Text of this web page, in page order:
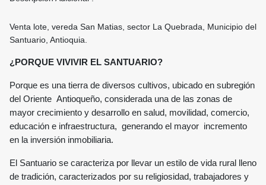
Venta lote, vereda San Matias, sector La Quebrada, Municipio del
Santuario, Antioquia.
¿PORQUE VIVIVIR EL SANTUARIO?
Porque es una tierra de diversos cultivos, ubicado en subregión
del Oriente Antioqueño, considerada una de las zonas de
mayor crecimiento y desarrollo en salud, movilidad, comercio,
educación e infraestructura, generando el mayor incremento
en la inversión inmobiliaria.
El Santuario se caracteriza por llevar un estilo de vida rural lleno
de tradición, caracterizados por su religiosidad, trabajadores y